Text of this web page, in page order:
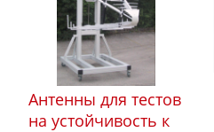
Антенны для тестов
на устойчивость к